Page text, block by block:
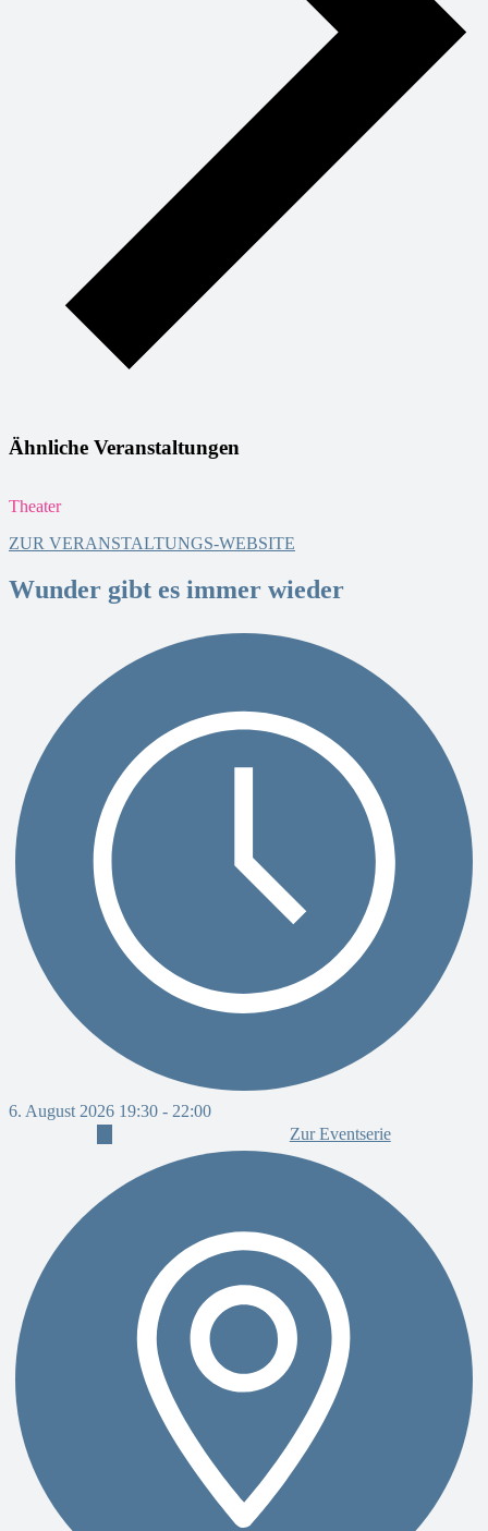
Ähnliche Veranstaltungen
Theater
ZUR VERANSTALTUNGS-WEBSITE
Wunder gibt es immer wieder
6. August 2026 19:30 - 22:00
Zur Eventserie